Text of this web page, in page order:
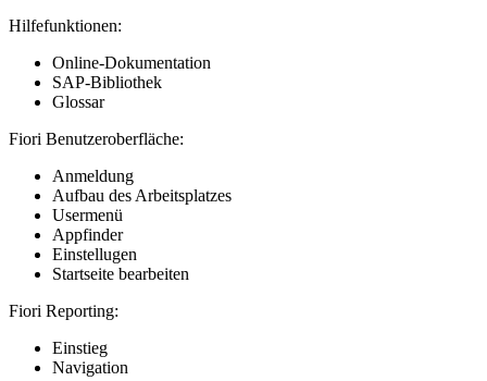
Hilfefunktionen:
Online-Dokumentation
SAP-Bibliothek
Glossar
Fiori Benutzeroberfläche:
Anmeldung
Aufbau des Arbeitsplatzes
Usermenü
Appfinder
Einstellugen
Startseite bearbeiten
Fiori Reporting:
Einstieg
Navigation